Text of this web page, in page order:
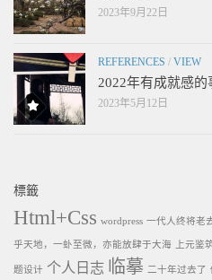
2023年9月22日
REFERENCES / VIEW
2022年有成就感的
2023年5月12日
標籤
Html+Css wordpress 一代人终将老
乎天地，一虲至微，亦能放肆于大海 上元鉴
题设计 个人日志 临摹 二十年过去了